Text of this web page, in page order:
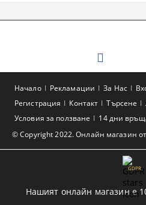
© Copyright 2022. Онлайн магазин от
Начало Рекламации За Нас
Регистрация
Контакт Търсене
Условия за ползване
14 дни
GDPR
Нашият онлайн магазин е